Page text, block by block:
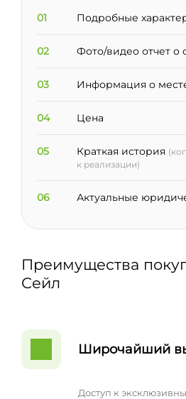
01 Подробные
02 Фото/видео отчет о
03 Информация о
04 Цена
05 Краткая история
к реализации)
06 Актуальные
Преимущества
Сейл
Широчайший
Доступ к